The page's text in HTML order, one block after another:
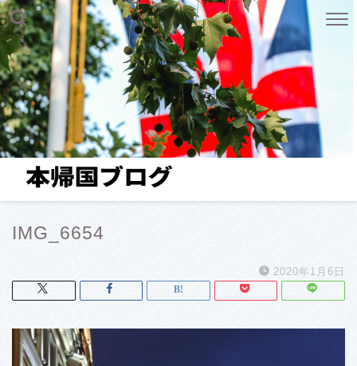
IMG_6654
2020年1月6日